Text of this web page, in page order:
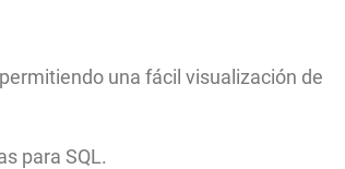
una fácil visualización de
para SQL.